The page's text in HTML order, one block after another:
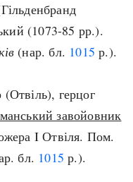
(1073-85 рр.).
(нар. бл. 1015 р.).
(Отвіль), герцог
завойовник
I Отвіля. Пом.
бл. 1015 р.).